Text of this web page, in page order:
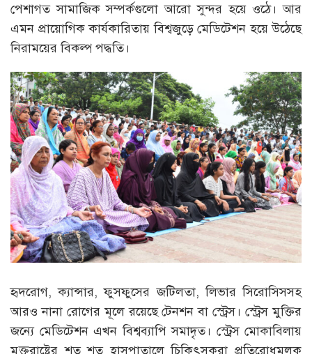
পেশাগত সামাজিক সম্পর্কগুলো আরো সুন্দর হয়ে ওঠে। আর
এমন প্রায়োগিক কার্যকারিতায় বিশ্বজুড়ে মেডিটেশন হয়ে উঠেছে
নিরাময়ের বিকল্প পদ্ধতি।
হৃদরোগ, ক্যান্সার, ফুসফুসের জটিলতা, লিভার সিরোসিসসহ
আরও নানা রোগের মূলে রয়েছে টেনশন বা স্ট্রেস। স্ট্রেস মুক্তির
জন্যে মেডিটেশন এখন বিশ্বব্যাপি সমাদৃত। স্ট্রেস মোকাবিলায়
মুক্তরাষ্ট্রের শত শত হাসপাতালে চিকিৎসকরা প্রতিরোধমূলক